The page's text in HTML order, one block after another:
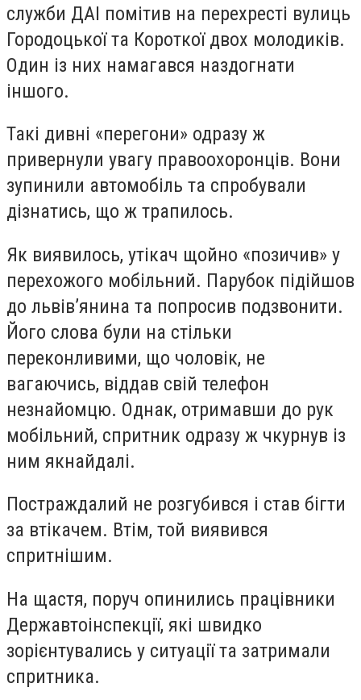
служби ДАІ помітив на перехресті вулиць
Городоцької та Короткої двох молодиків.
Один із них намагався наздогнати
іншого.
Такі дивні «перегони» одразу ж
привернули увагу правоохоронців. Вони
зупинили автомобіль та спробували
дізнатись, що ж трапилось.
Як виявилось, утікач щойно «позичив» у
перехожого мобільний. Парубок підійшов
до львів’янина та попросив подзвонити.
Його слова були на стільки
переконливими, що чоловік, не
вагаючись, віддав свій телефон
незнайомцю. Однак, отримавши до рук
мобільний, спритник одразу ж чкурнув із
ним якнайдалі.
Постраждалий не розгубився і став бігти
за втікачем. Втім, той виявився
спритнішим.
На щастя, поруч опинились працівники
Державтоінспекції, які швидко
зорієнтувались у ситуації та затримали
спритника.